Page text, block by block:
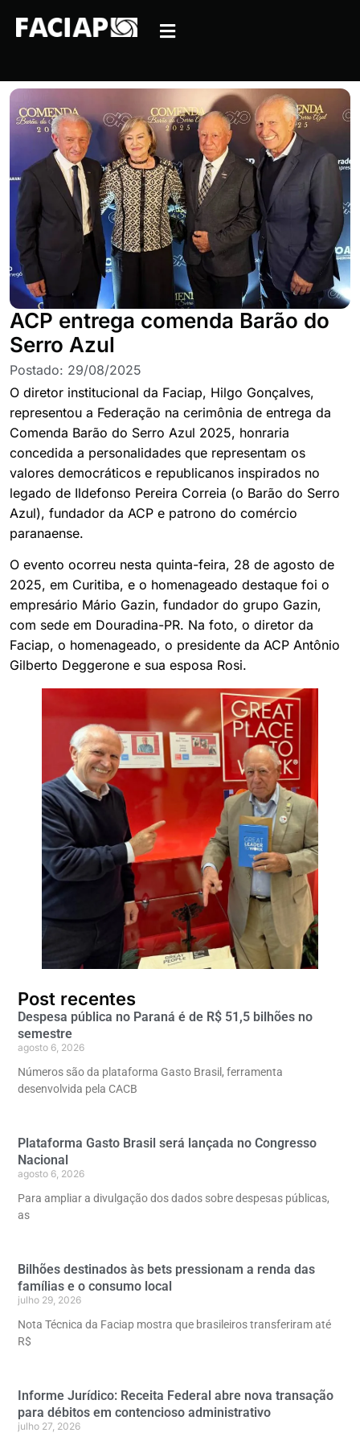
ACP entrega comenda Barão do
Serro Azul
Postado: 29/08/2025
O diretor institucional da Faciap, Hilgo Gonçalves,
representou a Federação na cerimônia de entrega da
Comenda Barão do Serro Azul 2025, honraria
concedida a personalidades que representam os
valores democráticos e republicanos inspirados no
legado de Ildefonso Pereira Correia (o Barão do Serro
Azul), fundador da ACP e patrono do comércio
paranaense.
O evento ocorreu nesta quinta-feira, 28 de agosto de
2025, em Curitiba, e o homenageado destaque foi o
empresário Mário Gazin, fundador do grupo Gazin,
com sede em Douradina-PR. Na foto, o diretor da
Faciap, o homenageado, o presidente da ACP Antônio
Gilberto Deggerone e sua esposa Rosi.
Post recentes
Despesa pública no Paraná é de R$ 51,5 bilhões no
semestre
agosto 6, 2026
Números são da plataforma Gasto Brasil, ferramenta
desenvolvida pela CACB
Plataforma Gasto Brasil será lançada no Congresso
Nacional
agosto 6, 2026
Para ampliar a divulgação dos dados sobre despesas públicas,
as
Bilhões destinados às bets pressionam a renda das
famílias e o consumo local
julho 29, 2026
Nota Técnica da Faciap mostra que brasileiros transferiram até
R$
Informe Jurídico: Receita Federal abre nova transação
para débitos em contencioso administrativo
julho 27, 2026